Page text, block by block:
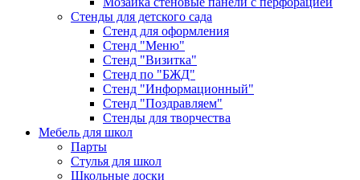
Стенды для детского сада
Стенд для оформления
Стенд "Меню"
Стенд "Визитка"
Стенд по "БЖД"
Стенд "Информационный"
Стенд "Поздравляем"
Стенды для творчества
Мебель для школ
Парты
Стулья для школ
Школьные доски